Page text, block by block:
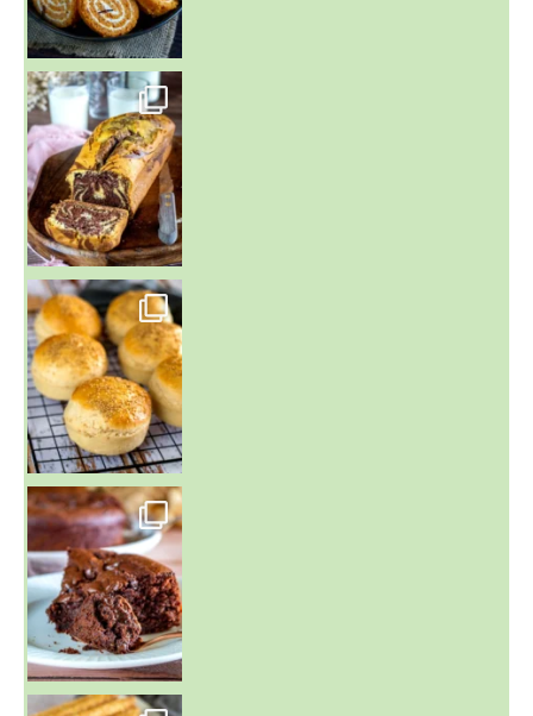
~ BUNS MAISON ~
Un peu de boulange par ici au
~ GÂTEAU FONDANT CHOCO NOISETTE ~
C'est lundi